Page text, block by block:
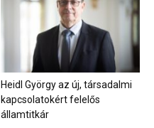
Heidl György az új, társadalmi
kapcsolatokért felelős
államtitkár